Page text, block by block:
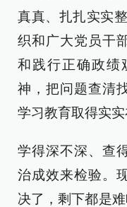
真真、扎扎实实
织和广大党员干
和践行正确政绩
神，把问题查清
学习教育取得实实
学得深不深、查
治成效来检验。
决了，剩下都是